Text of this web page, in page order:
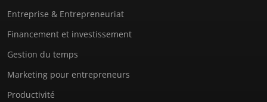
Entreprise & Entrepreneuriat
Financement et investissement
Gestion du temps
Marketing pour entrepreneurs
Productivité